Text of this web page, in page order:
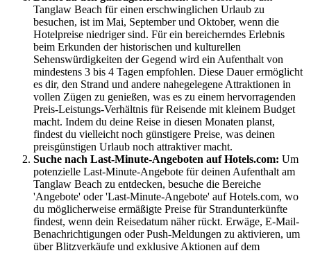
Tanglaw Beach für einen erschwinglichen Urlaub zu
besuchen, ist im Mai, September und Oktober, wenn die
Hotelpreise niedriger sind. Für ein bereicherndes Erlebnis
beim Erkunden der historischen und kulturellen
Sehenswürdigkeiten der Gegend wird ein Aufenthalt von
mindestens 3 bis 4 Tagen empfohlen. Diese Dauer ermöglicht
es dir, den Strand und andere nahegelegene Attraktionen in
vollen Zügen zu genießen, was es zu einem hervorragenden
Preis-Leistungs-Verhältnis für Reisende mit kleinem Budget
macht. Indem du deine Reise in diesen Monaten planst,
findest du vielleicht noch günstigere Preise, was deinen
preisgünstigen Urlaub noch attraktiver macht.
Suche nach Last-Minute-Angeboten auf Hotels.com: Um
potenzielle Last-Minute-Angebote für deinen Aufenthalt am
Tanglaw Beach zu entdecken, besuche die Bereiche
'Angebote' oder 'Last-Minute-Angebote' auf Hotels.com, wo
du möglicherweise ermäßigte Preise für Strandunterkünfte
findest, wenn dein Reisedatum näher rückt. Erwäge, E-Mail-
Benachrichtigungen oder Push-Meldungen zu aktivieren, um
über Blitzverkäufe und exklusive Aktionen auf dem